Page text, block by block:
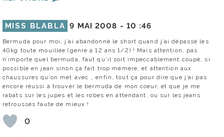
MISS BLABLA 9 MAI 2008 - 10 :46
Bermuda pour moi, j’ai abandonné le short quand j’ai dépassé les
40kg toute mouillée (genre à 12 ans 1/2) ! Mais attention, pas
n’importe quel bermuda, faut qu’il soit impeccablement coupé, si
possible en jean sinon ça fait trop mémère, et attention aux
chaussures qu’on met avec … enfin, tout ça pour dire que j’ai pas
encore réussi à trouver le bermuda de mon coeur, et que je me
rabats sur les jupes et les robes en attendant, ou sur les jeans
retroussés faute de mieux !
0